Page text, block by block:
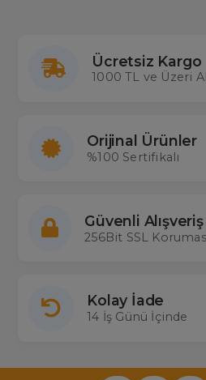
Ücretsiz Kargo
1000 TL ve Üzeri
Orijinal Ürünler
%100 Sertifikalı
Güvenli Alışveriş
256Bit SSL
Kolay İade
14 İş Günü İçinde